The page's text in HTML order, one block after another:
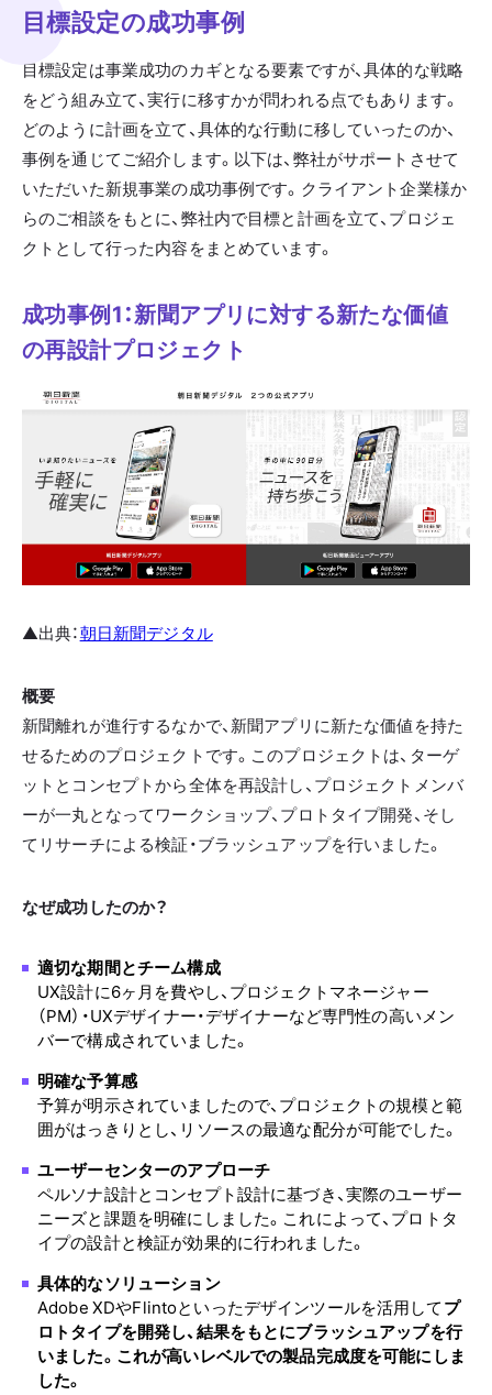
目標設定の成功事例
目標設定は事業成功のカギとなる要素ですが、具体的な戦略
をどう組み立て、実行に移すかが問われる点でもあります。
どのように計画を立て、具体的な行動に移していったのか、
事例を通じてご紹介します。以下は、弊社がサポートさせて
いただいた新規事業の成功事例です。クライアント企業様か
らのご相談をもとに、弊社内で目標と計画を立て、プロジェ
クトとして行った内容をまとめています。
成功事例1：新聞アプリに対する新たな価値
の再設計プロジェクト
▲出典：朝日新聞デジタル
概要
新聞離れが進行するなかで、新聞アプリに新たな価値を持た
せるためのプロジェクトです。このプロジェクトは、ターゲ
ットとコンセプトから全体を再設計し、プロジェクトメンバ
ーが一丸となってワークショップ、プロトタイプ開発、そし
てリサーチによる検証・ブラッシュアップを行いました。
なぜ成功したのか？
適切な期間とチーム構成
UX設計に6ヶ月を費やし、プロジェクトマネージャー
（PM）・UXデザイナー・デザイナーなど専門性の高いメン
バーで構成されていました。
明確な予算感
予算が明示されていましたので、プロジェクトの規模と範
囲がはっきりとし、リソースの最適な配分が可能でした。
ユーザーセンターのアプローチ
ペルソナ設計とコンセプト設計に基づき、実際のユーザー
ニーズと課題を明確にしました。これによって、プロトタ
イプの設計と検証が効果的に行われました。
具体的なソリューション
Adobe XDやFlintoといったデザインツールを活用してプ
ロトタイプを開発し、結果をもとにブラッシュアップを行
いました。これが高いレベルでの製品完成度を可能にしま
した。